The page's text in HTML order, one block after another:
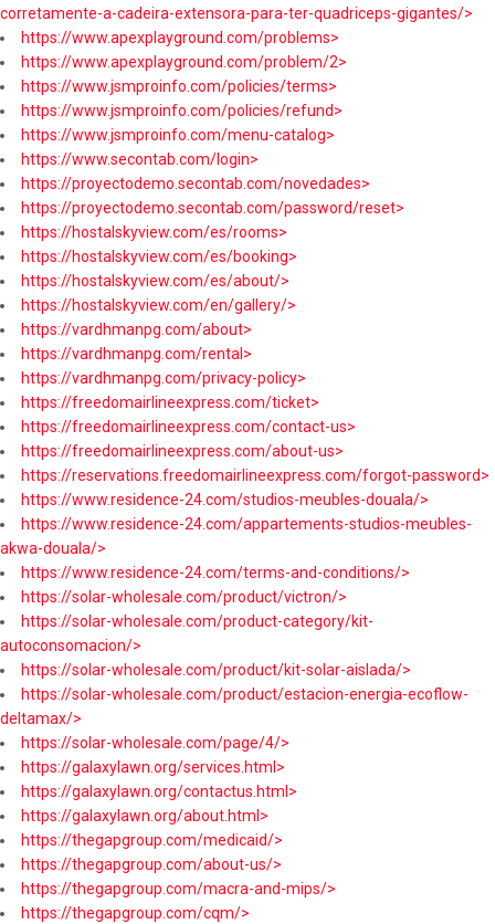
corretamente-a-cadeira-extensora-para-ter-quadriceps-gigantes/>
https://www.apexplayground.com/problems>
https://www.apexplayground.com/problem/2>
https://www.jsmproinfo.com/policies/terms>
https://www.jsmproinfo.com/policies/refund>
https://www.jsmproinfo.com/menu-catalog>
https://www.secontab.com/login>
https://proyectodemo.secontab.com/novedades>
https://proyectodemo.secontab.com/password/reset>
https://hostalskyview.com/es/rooms>
https://hostalskyview.com/es/booking>
https://hostalskyview.com/es/about/>
https://hostalskyview.com/en/gallery/>
https://vardhmanpg.com/about>
https://vardhmanpg.com/rental>
https://vardhmanpg.com/privacy-policy>
https://freedomairlineexpress.com/ticket>
https://freedomairlineexpress.com/contact-us>
https://freedomairlineexpress.com/about-us>
https://reservations.freedomairlineexpress.com/forgot-password>
https://www.residence-24.com/studios-meubles-douala/>
https://www.residence-24.com/appartements-studios-meubles-
akwa-douala/>
https://www.residence-24.com/terms-and-conditions/>
https://solar-wholesale.com/product/victron/>
https://solar-wholesale.com/product-category/kit-
autoconsomacion/>
https://solar-wholesale.com/product/kit-solar-aislada/>
https://solar-wholesale.com/product/estacion-energia-ecoflow-
deltamax/>
https://solar-wholesale.com/page/4/>
https://galaxylawn.org/services.html>
https://galaxylawn.org/contactus.html>
https://galaxylawn.org/about.html>
https://thegapgroup.com/medicaid/>
https://thegapgroup.com/about-us/>
https://thegapgroup.com/macra-and-mips/>
https://thegapgroup.com/cqm/>